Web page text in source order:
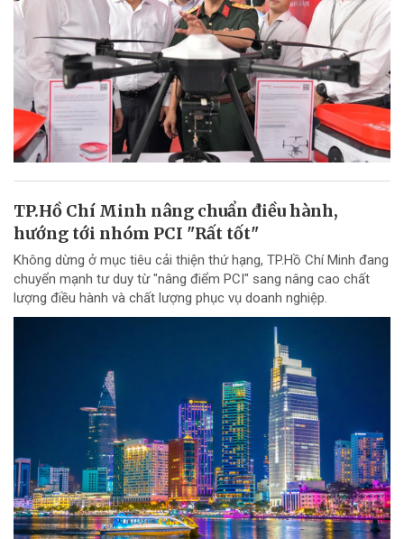
TP.Hồ Chí Minh nâng chuẩn điều hành,
hướng tới nhóm PCI "Rất tốt"
Không dừng ở mục tiêu cải thiện thứ hạng, TP.Hồ Chí Minh đang
chuyển mạnh tư duy từ "nâng điểm PCI" sang nâng cao chất
lượng điều hành và chất lượng phục vụ doanh nghiệp.